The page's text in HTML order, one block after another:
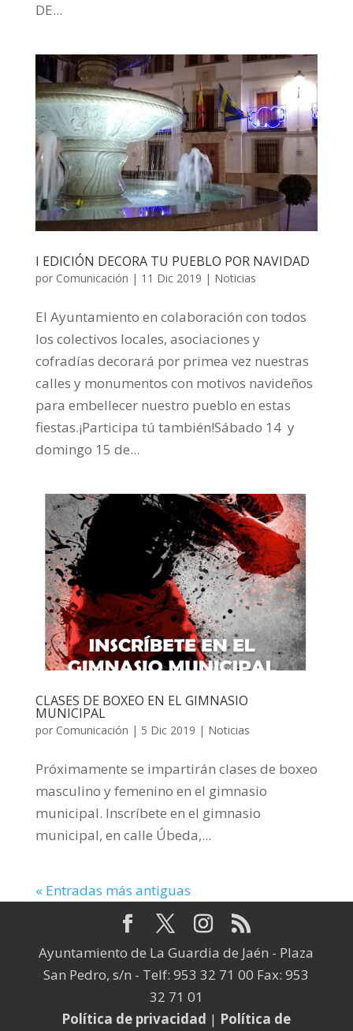
DE...
I EDICIÓN DECORA TU PUEBLO POR NAVIDAD
por Comunicación | 11 Dic 2019 | Noticias
El Ayuntamiento en colaboración con todos
los colectivos locales, asociaciones y
cofradías decorará por primea vez nuestras
calles y monumentos con motivos navideños
para embellecer nuestro pueblo en estas
fiestas.¡Participa tú también!Sábado 14 y
domingo 15 de...
CLASES DE BOXEO EN EL GIMNASIO
MUNICIPAL
por Comunicación | 5 Dic 2019 | Noticias
Próximamente se impartirán clases de boxeo
masculino y femenino en el gimnasio
municipal. Inscríbete en el gimnasio
municipal, en calle Úbeda,...
« Entradas más antiguas
Ayuntamiento de La Guardia de Jaén - Plaza
San Pedro, s/n - Telf: 953 32 71 00 Fax: 953
32 71 01
Política de privacidad | Política de